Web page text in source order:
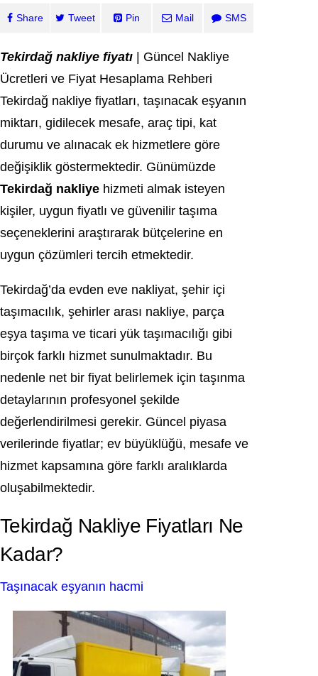
Share Tweet Pin Mail SMS
Tekirdağ nakliye fiyatı | Güncel Nakliye
Ücretleri ve Fiyat Hesaplama Rehberi
Tekirdağ nakliye fiyatları, taşınacak eşyanın
miktarı, gidilecek mesafe, araç tipi, kat
durumu ve alınacak ek hizmetlere göre
değişiklik göstermektedir. Günümüzde
Tekirdağ nakliye hizmeti almak isteyen
kişiler, uygun fiyatlı ve güvenilir taşıma
seçeneklerini araştırarak bütçelerine en
uygun çözümleri tercih etmektedir.
Tekirdağ’da evden eve nakliyat, şehir içi
taşımacılık, şehirler arası nakliye, parça
eşya taşıma ve ticari yük taşımacılığı gibi
birçok farklı hizmet sunulmaktadır. Bu
nedenle net bir fiyat belirlemek için taşınma
detaylarının profesyonel şekilde
değerlendirilmesi gerekir. Güncel piyasa
verilerinde fiyatlar; ev büyüklüğü, mesafe ve
hizmet kapsamına göre farklı aralıklarda
oluşabilmektedir.
Tekirdağ Nakliye Fiyatları Ne
Kadar?
Taşınacak eşyanın hacmi